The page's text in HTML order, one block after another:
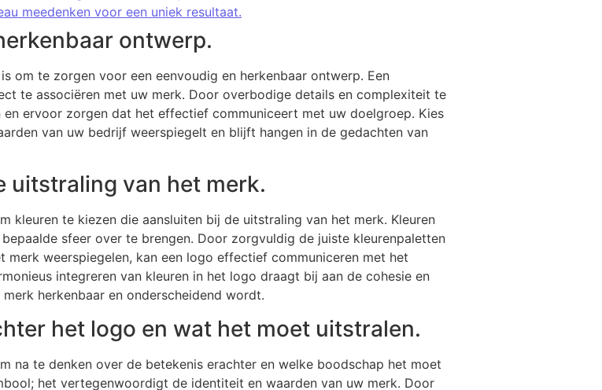
meedenken voor een uniek resultaat.
ontwerp.
om te zorgen voor een eenvoudig en herkenbaar ontwerp. Een
te associëren met uw merk. Door overbodige details en complexiteit te
ervoor zorgen dat het effectief communiceert met uw doelgroep. Kies
van uw bedrijf weerspiegelt en blijft hangen in de gedachten van
uitstraling van het merk.
kleuren te kiezen die aansluiten bij de uitstraling van het merk. Kleuren
sfeer over te brengen. Door zorgvuldig de juiste kleurenpaletten
weerspiegelen, kan een logo effectief communiceren met het
integreren van kleuren in het logo draagt bij aan de cohesie en
herkenbaar en onderscheidend wordt.
het logo en wat het moet uitstralen.
na te denken over de betekenis erachter en welke boodschap het moet
het vertegenwoordigt de identiteit en waarden van uw merk. Door